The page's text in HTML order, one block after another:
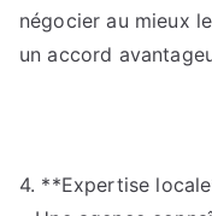
négocier au mieux
un accord
4. **Expertise